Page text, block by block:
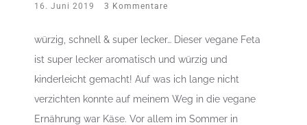
16. Juni 2019 3 Kommentare
würzig, schnell & super lecker… Dieser vegane Feta
ist super lecker aromatisch und würzig und
kinderleicht gemacht! Auf was ich lange nicht
verzichten konnte auf meinem Weg in die vegane
Ernährung war Käse. Vor allem im Sommer in